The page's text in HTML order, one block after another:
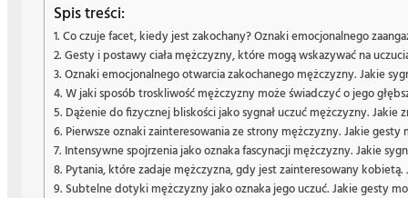
Spis treści:
Co czuje facet, kiedy jest zakochany? Oznaki emocjonalnego
Gesty i postawy ciała mężczyzny, które mogą wskazywać na
Oznaki emocjonalnego otwarcia zakochanego mężczyzny. Jakie
W jaki sposób troskliwość mężczyzny może świadczyć o jego
Dążenie do fizycznej bliskości jako sygnał uczuć mężczyzny. Jakie
Pierwsze oznaki zainteresowania ze strony mężczyzny. Jakie gesty
Intensywne spojrzenia jako oznaka fascynacji mężczyzny. Jakie
Pytania, które zadaje mężczyzna, gdy jest zainteresowany kobietą.
Subtelne dotyki mężczyzny jako oznaka jego uczuć. Jakie gesty